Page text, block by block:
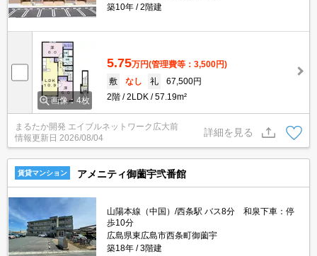
築10年
2階建
画像：4枚
5.75万円(管理費等：3,500円)
敷
なし 礼
67,500円
2階
2LDK 57.19m²
まるたか開発 エイブルネットワーク広大前
情報更新日 2026/08/04
詳細を見る
賃貸マンション アメニティ御薗宇弐番館
山陽本線（中国）/西条駅 バス8分 和泉下車：停
歩10分
広島県東広島市西条町御薗宇
築18年
3階建